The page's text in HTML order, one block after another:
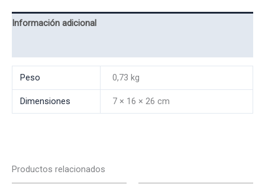
cantidad
Información adicional
Peso 0,73 kg
Dimensiones 7 × 16 × 26 cm
Productos relacionados